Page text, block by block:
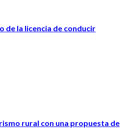
de la licencia de conducir
rural con una propuesta de